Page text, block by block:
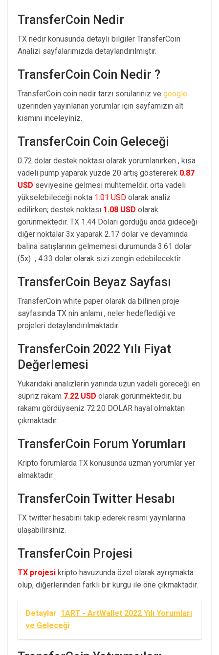
TransferCoin Nedir
TX nedir konusunda detaylı bilgiler TransferCoin
Analizi sayfalarımızda detaylandırılmıştır.
TransferCoin Coin Nedir ?
TransferCoin coin nedir tarzı sorularınız ve google
üzerinden yayınlanan yorumlar için sayfamızın alt
kısmını inceleyiniz.
TransferCoin Coin Geleceği
0.72 dolar destek noktası olarak yorumlanırken , kısa
vadeli pump yaparak yüzde 20 artış göstererek 0.87
USD seviyesine gelmesi muhtemeldir. orta vadeli
yükselebileceği nokta 1.01 USD olarak analiz
edilirken; destek noktası 1.08 USD olarak
görünmektedir. TX 1.44 Doları gördüğü anda gideceği
diğer noktalar 3x yaparak 2.17 dolar ve devamında
balina satışlarının gelmemesi durumunda 3.61 dolar
(5x) , 4.33 dolar olarak sizi zengin edebilecektir.
TransferCoin Beyaz Sayfası
TransferCoin white paper olarak da bilinen proje
sayfasında TX nin anlamı , neler hedeflediği ve
projeleri detaylandırılmaktadır.
TransferCoin 2022 Yılı Fiyat
Değerlemesi
Yukarıdaki analizlerin yanında uzun vadeli göreceği en
süpriz rakam 7.22 USD olarak görünmektedir, bu
rakamı gördüyseniz 72.20 DOLAR hayal olmaktan
çıkmaktadır.
TransferCoin Forum Yorumları
Kripto forumlarda TX konusunda uzman yorumlar yer
almaktadır.
TransferCoin Twitter Hesabı
TX twitter hesabını takip ederek resmi yayınlarına
ulaşabilirsiniz.
TransferCoin Projesi
TX projesi kripto havuzunda özel olarak ayrışmakta
olup, diğerlerinden farklı bir kurgu ile öne çıkmaktadır.
Detaylar 1ART - ArtWallet 2022 Yılı Yorumları
ve Geleceği